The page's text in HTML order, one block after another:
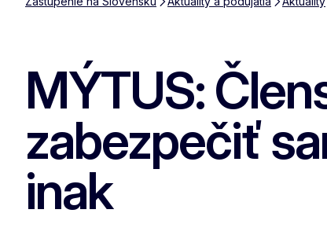
MÝTUS:
zabezpečiť
inak